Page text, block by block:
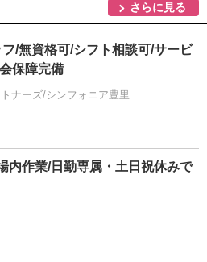
さらに見る
/無資格可/シフト相談可/サービ
保障完備
ナーズ/シンフォニア豊里
内作業/日勤専属・土日祝休みで